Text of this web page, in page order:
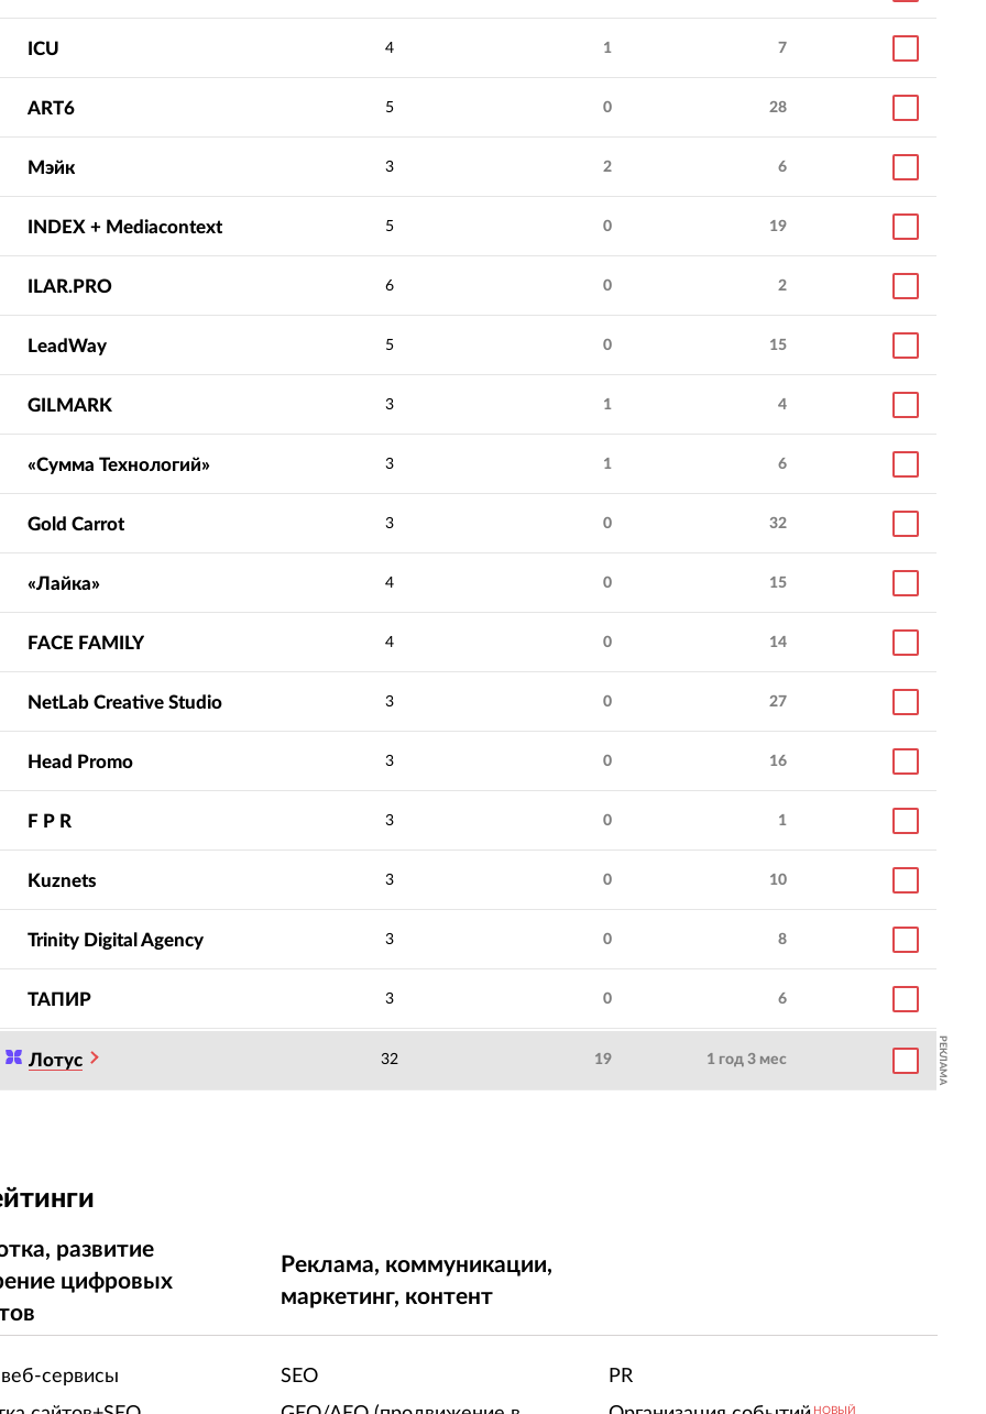
ICU 4 1 7
ART6 5 0 28
Мэйк 3 2 6
INDEX + Mediacontext 5 0 19
ILAR.PRO 6 0 2
LeadWay 5 0 15
GILMARK 3 1 4
«Сумма Технологий» 3 1 6
Gold Carrot 3 0 32
«Лайка» 4 0 15
FACE FAMILY 4 0 14
NetLab Creative Studio 3 0 27
Head Promo 3 0 16
F P R 3 0 1
Kuznets 3 0 10
Trinity Digital Agency 3 0 8
ТАПИР 3 0 6
Лотус 32 19 1 год 3 мес РЕКЛАМА
развитие
цифровых
сервисы
Реклама, коммуникации,
маркетинг, контент
SEO
PR
НОВЫЙ